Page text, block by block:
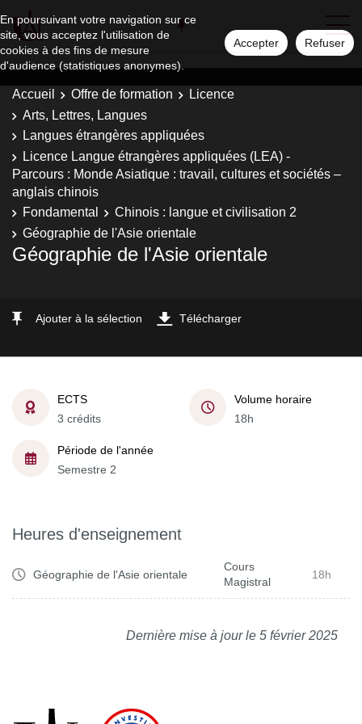
En poursuivant votre navigation sur ce
site, vous acceptez l'utilisation de
cookies à des fins de mesure
d'audience (statistiques anonymes).
Accepter Refuser
Accueil Offre de formation
Licence
Arts, Lettres, Langues
Langues étrangères appliquées
Licence Langue étrangères appliquées (LEA) -
Parcours : Monde Asiatique : travail, cultures et sociétés –
anglais chinois
Fondamental
Chinois : langue et civilisation 2
Géographie de l'Asie orientale
Géographie de l'Asie orientale
Ajouter à la sélection Télécharger
ECTS
3 crédits
Volume horaire
18h
Période de l'année
Semestre 2
Heures d'enseignement
Géographie de l'Asie orientale
Cours
Magistral
18h
Dernière mise à jour le 5 février 2025